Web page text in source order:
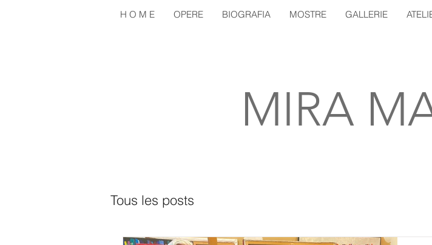
H O M E OPERE BIOGRAFIA MOSTRE GALLERIE
MIRA
Tous les posts